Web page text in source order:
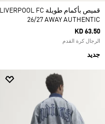
قميص بأكمام طويلة LIVERPOOL FC
26/27 AWAY AUTHENTIC
KD 63.50
الرجال كرة القدم
جديد